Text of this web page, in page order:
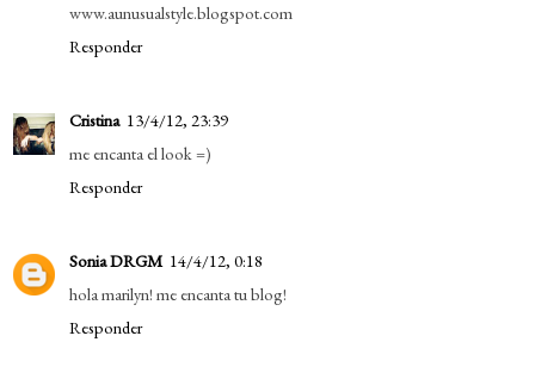
www.aunusualstyle.blogspot.com
Responder
Cristina 13/4/12, 23:39
me encanta el look =)
Responder
Sonia DRGM 14/4/12, 0:18
hola marilyn! me encanta tu blog!
Responder